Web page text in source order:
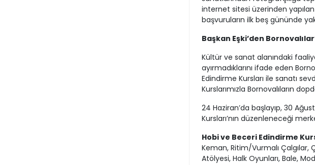
internet sitesi üzerinden
başvuruların ilk beş gününde
Başkan Eşki’den
Kültür ve sanat alanındaki
ayırmadıklarını ifade eden
Edindirme Kursları ile sanatı
Kurslarımızla Bornovalıların
24 Haziran’da başlayıp, 30
Kursları’nın düzenleneceği
Hobi ve Beceri Edindirme
Keman, Ritim/Vurmalı Çalgılar,
Atölyesi, Halk Oyunları, Bale,